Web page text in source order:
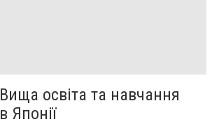
Вища освіта та навчання
в Японії